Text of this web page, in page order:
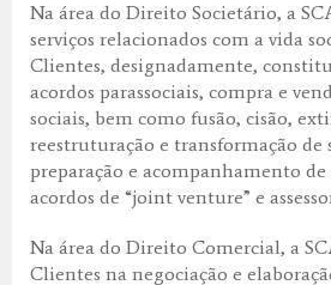
Na área do Direito Societário, a
serviços relacionados com a vida
Clientes, designadamente,
acordos parassociais, compra e
sociais, bem como fusão, cisão,
reestruturação e transformação de
preparação e acompanhamento de
acordos de “joint venture” e
Na área do Direito Comercial, a
Clientes na negociação e